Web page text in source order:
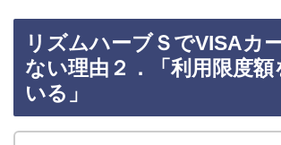
リズムハーブＳでVISAカ
ない理由２．「利用限度額
いる」